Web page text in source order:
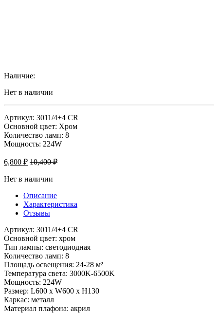
Наличие:
Нет в наличии
Артикул: 3011/4+4 CR
Основной цвет: Хром
Количество ламп: 8
Мощность: 224W
6,800 ₽ 10,400₽
Нет в наличии
Описание
Характеристика
Отзывы
Артикул: 3011/4+4 CR
Основной цвет: хром
Тип лампы: светодиодная
Количество ламп: 8
Площадь освещения: 24-28 м²
Температура света: 3000K-6500K
Мощность: 224W
Размер: L600 x W600 x H130
Каркас: металл
Материал плафона: акрил